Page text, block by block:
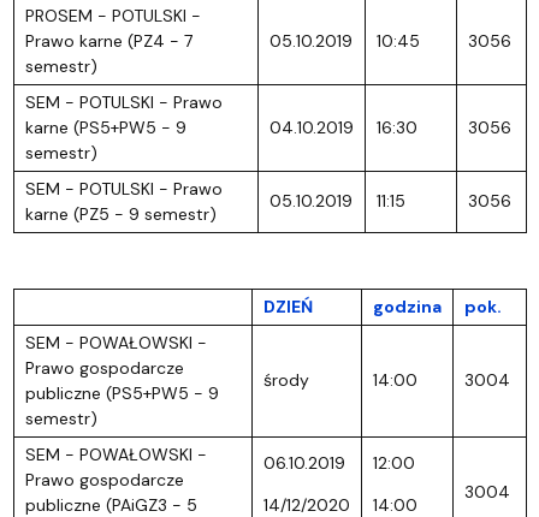
PROSEM - POTULSKI -
Prawo karne (PZ4 - 7
semestr)
05.10.2019 10:45 3056
SEM - POTULSKI - Prawo
karne (PS5+PW5 - 9
semestr)
04.10.2019 16:30 3056
SEM - POTULSKI - Prawo
karne (PZ5 - 9 semestr)
05.10.2019 11:15 3056
DZIEŃ godzina
pok.
SEM - POWAŁOWSKI -
Prawo gospodarcze
publiczne (PS5+PW5 - 9
semestr)
środy 14:00 3004
SEM - POWAŁOWSKI -
Prawo gospodarcze
publiczne (PAiGZ3 - 5
06.10.2019
14/12/2020
12:00
14:00
3004